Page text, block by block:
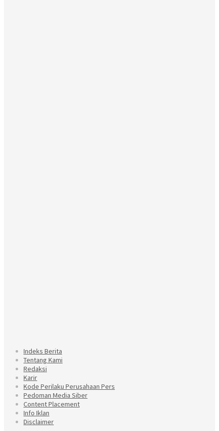
Indeks Berita
Tentang Kami
Redaksi
Karir
Kode Perilaku Perusahaan Pers
Pedoman Media Siber
Content Placement
Info Iklan
Disclaimer